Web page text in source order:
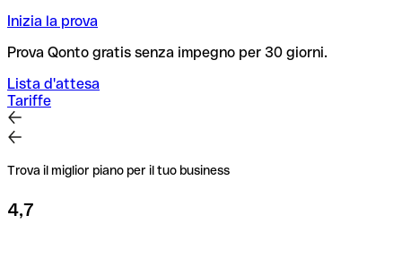
Inizia la prova
Prova Qonto gratis senza impegno per 30 giorni.
Lista d'attesa
Tariffe
Trova il miglior piano per il tuo business
4,7